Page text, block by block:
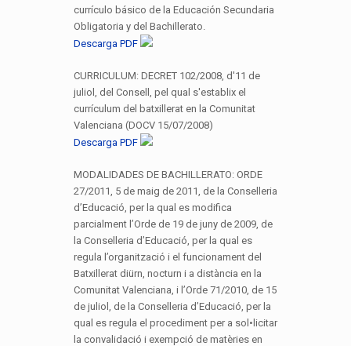
currículo básico de la Educación Secundaria
Obligatoria y del Bachillerato.
Descarga PDF
CURRICULUM: DECRET 102/2008, d'11 de
juliol, del Consell, pel qual s'establix el
currículum del batxillerat en la Comunitat
Valenciana (DOCV 15/07/2008)
Descarga PDF
MODALIDADES DE BACHILLERATO: ORDE
27/2011, 5 de maig de 2011, de la Conselleria
d’Educació, per la qual es modifica
parcialment l’Orde de 19 de juny de 2009, de
la Conselleria d’Educació, per la qual es
regula l’organització i el funcionament del
Batxillerat diürn, nocturn i a distància en la
Comunitat Valenciana, i l’Orde 71/2010, de 15
de juliol, de la Conselleria d’Educació, per la
qual es regula el procediment per a sol•licitar
la convalidació i exempció de matèries en